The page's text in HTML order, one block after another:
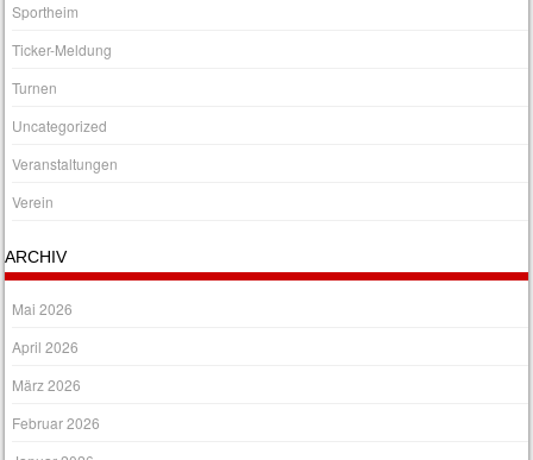
Sportheim
Ticker-Meldung
Turnen
Uncategorized
Veranstaltungen
Verein
ARCHIV
Mai 2026
April 2026
März 2026
Februar 2026